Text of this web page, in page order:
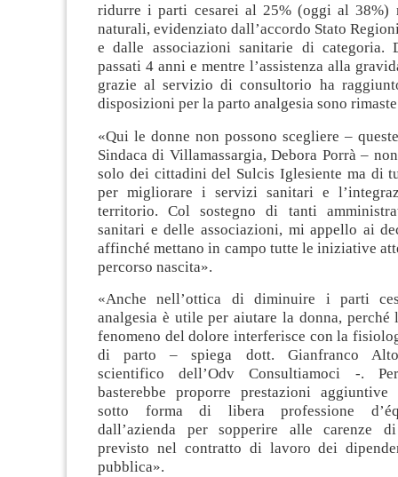
ridurre i parti cesarei al 25% (oggi al 38%)
naturali, evidenziato dall’accordo Stato
e dalle associazioni sanitarie di categoria.
passati 4 anni e mentre l’assistenza alla
grazie al servizio di consultorio ha
disposizioni per la parto analgesia sono
«Qui le donne non possono scegliere –
Sindaca di Villamassargia, Debora Porrà –
solo dei cittadini del Sulcis Iglesiente ma di
per migliorare i servizi sanitari e
territorio. Col sostegno di tanti
sanitari e delle associazioni, mi appello ai
affinché mettano in campo tutte le iniziative
percorso nascita».
«Anche nell’ottica di diminuire i parti
analgesia è utile per aiutare la donna, perché
fenomeno del dolore interferisce con la
di parto – spiega dott. Gianfranco
scientifico dell’Odv Consultiamoci -.
basterebbe proporre prestazioni aggiuntive
sotto forma di libera professione
dall’azienda per sopperire alle carenze
previsto nel contratto di lavoro dei
pubblica».